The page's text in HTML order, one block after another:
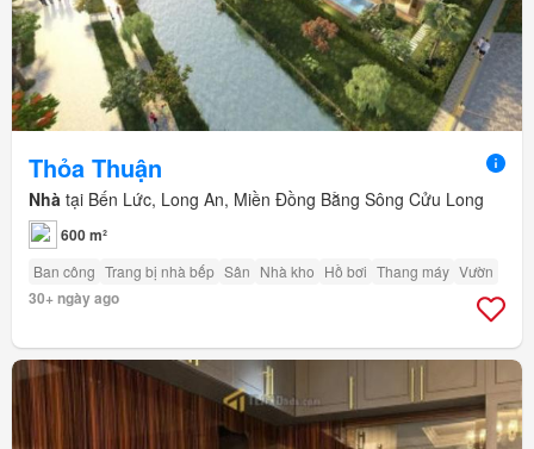
Thỏa Thuận
Nhà tại Bến Lức, Long An, Miền Đồng Bằng Sông Cửu Long
600 m²
Ban công Trang bị nhà bếp Sân Nhà kho Hồ bơi Thang máy Vườn
30+ ngày ago